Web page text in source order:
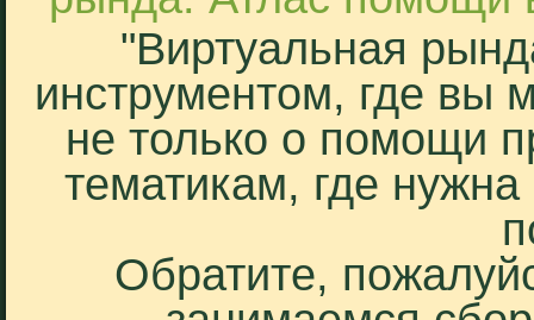
"Виртуальная
инструментом, где вы
не только о помощи
тематикам, где
Обратите,